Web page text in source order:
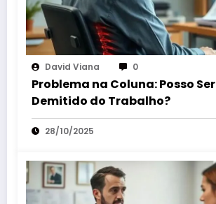
David Viana 0
Problema na Coluna: Posso Ser
Demitido do Trabalho?
28/10/2025